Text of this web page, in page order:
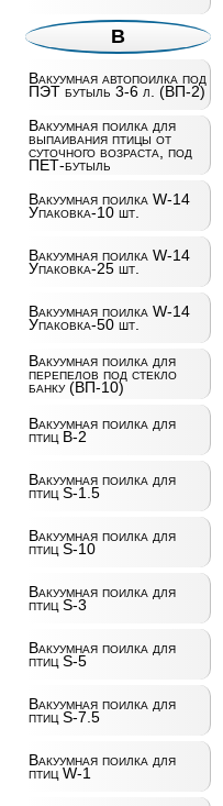
В
Вакуумная автопоилка под
ПЭТ бутыль 3-6 л. (ВП-2)
Вакуумная поилка для
выпаивания птицы от
суточного возраста, под
ПЕТ-бутыль
Вакуумная поилка W-14
Упаковка-10 шт.
Вакуумная поилка W-14
Упаковка-25 шт.
Вакуумная поилка W-14
Упаковка-50 шт.
Вакуумная поилка для
перепелов под стекло
банку (ВП-10)
Вакуумная поилка для
птиц B-2
Вакуумная поилка для
птиц S-1.5
Вакуумная поилка для
птиц S-10
Вакуумная поилка для
птиц S-3
Вакуумная поилка для
птиц S-5
Вакуумная поилка для
птиц S-7.5
Вакуумная поилка для
птиц W-1